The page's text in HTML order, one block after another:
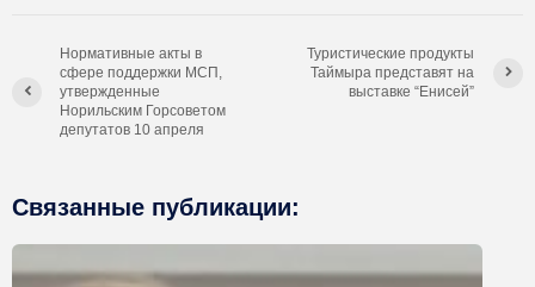
Нормативные акты в
сфере поддержки МСП,
утвержденные
Норильским Горсоветом
депутатов 10 апреля
Туристические продукты
Таймыра представят на
выставке “Енисей”
Связанные публикации: